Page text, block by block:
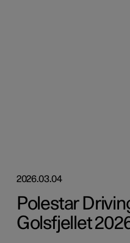
2026.03.04
Polestar
Golsfjellet